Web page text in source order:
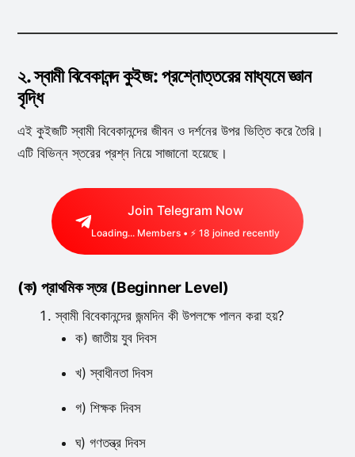
২. স্বামী বিবেকানন্দ কুইজ: প্রশ্নোত্তরের মাধ্যমে জ্ঞান
বৃদ্ধি
এই কুইজটি স্বামী বিবেকানন্দের জীবন ও দর্শনের উপর ভিত্তি করে তৈরি।
এটি বিভিন্ন স্তরের প্রশ্ন নিয়ে সাজানো হয়েছে।
Join Telegram Now
Loading... Members • ⚡ 18 joined recently
(ক) প্রাথমিক স্তর (Beginner Level)
স্বামী বিবেকানন্দের জন্মদিন কী উপলক্ষে পালন করা হয়?
ক) জাতীয় যুব দিবস
খ) স্বাধীনতা দিবস
গ) শিক্ষক দিবস
ঘ) গণতন্ত্র দিবস